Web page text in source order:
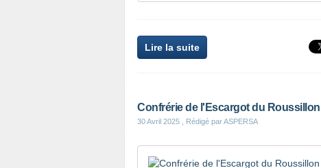
Lire la suite
Confrérie de l'Escargot du
30 Avril 2025 , Rédigé par ASPERSA